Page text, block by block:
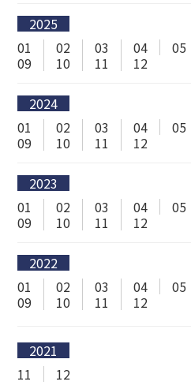
2025
01
02 03 04 05
09
10 11 12
2024
01
02 03 04 05
09
10 11 12
2023
01
02 03 04 05
09
10 11 12
2022
01
02 03 04 05
09
10 11 12
2021
11
12